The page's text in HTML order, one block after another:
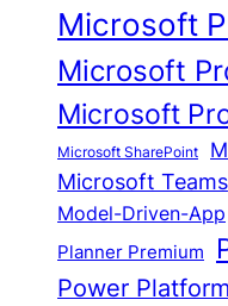
Microsoft
Microsoft
Microsoft
Microsoft SharePoint
Microsoft Teams
Model-Driven-App
Planner Premium
Power Platform